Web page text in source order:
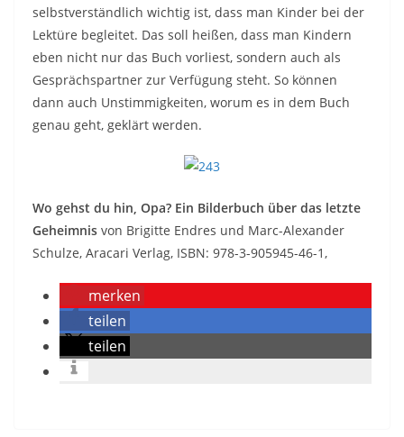
selbstverständlich wichtig ist, dass man Kinder bei der
Lektüre begleitet. Das soll heißen, dass man Kindern
eben nicht nur das Buch vorliest, sondern auch als
Gesprächspartner zur Verfügung steht. So können
dann auch Unstimmigkeiten, worum es in dem Buch
genau geht, geklärt werden.
Wo gehst du hin, Opa? Ein Bilderbuch über das letzte
Geheimnis von Brigitte Endres und Marc-Alexander
Schulze, Aracari Verlag, ISBN: 978-3-905945-46-1,
merken
teilen
teilen